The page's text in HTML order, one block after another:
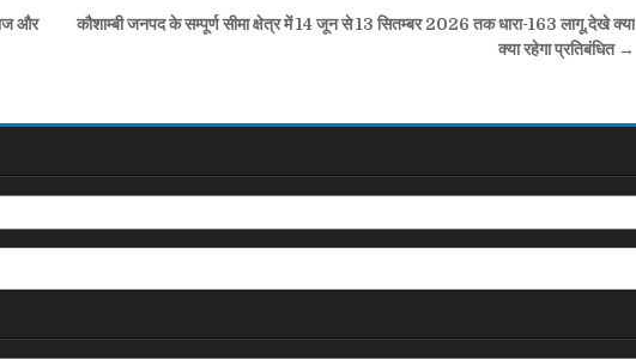
कौशाम्बी जनपद के सम्पूर्ण सीमा क्षेत्र में 14 जून से 13 सितम्बर 2026 तक धारा-163 लागू,देखे क्या
क्या रहेगा प्रतिबंधित →
और